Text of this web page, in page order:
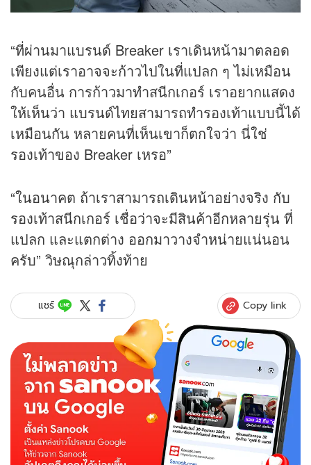
“ที่ผ่านมาแบรนด์ Breaker เราเดินหน้ามาตลอด
เพียงแต่เราอาจจะก้าวไปในที่แปลก ๆ ไม่เหมือน
กับคนอื่น การก้าวมาทำสนีกเกอร์ เราอยากแสดง
ให้เห็นว่า แบรนด์ไทยสามารถทำรองเท้าแบบนี้ได้
เหมือนกัน หลายคนที่เห็นเขาก็ตกใจว่า นี่ใช่
รองเท้าของ Breaker เหรอ”
“ในอนาคต ถ้าเราสามารถเดินหน้าอย่างจริง กับ
รองเท้าสนีกเกอร์ เชื่อว่าจะมีสินค้าอีกหลายรุ่น ที่
แปลก และแตกต่าง ออกมาวางจำหน่ายแน่นอน
ครับ” วิษณุกล่าวทิ้งท้าย
แชร์ Copy link